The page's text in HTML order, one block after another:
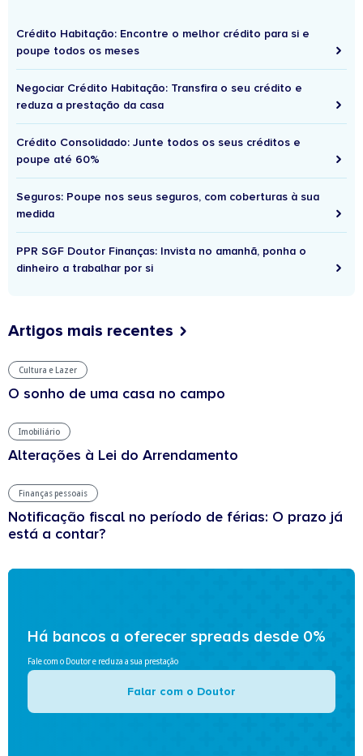
Crédito Habitação: Encontre o melhor crédito para si e
poupe todos os meses
Negociar Crédito Habitação: Transfira o seu crédito e
reduza a prestação da casa
Crédito Consolidado: Junte todos os seus créditos e
poupe até 60%
Seguros: Poupe nos seus seguros, com coberturas à sua
medida
PPR SGF Doutor Finanças: Invista no amanhã, ponha o
dinheiro a trabalhar por si
Artigos mais recentes
Cultura e Lazer
O sonho de uma casa no campo
Imobiliário
Alterações à Lei do Arrendamento
Finanças pessoais
Notificação fiscal no período de férias: O prazo já
está a contar?
Há bancos a oferecer spreads desde 0%
Fale com o Doutor e reduza a sua prestação
Falar com o Doutor